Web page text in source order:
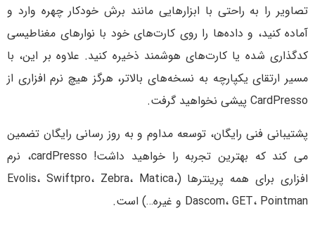
تصاویر را به راحتی با ابزارهایی مانند برش خودکار چهره وارد و
آماده کنید، و داده‌ها را روی کارت‌های خود با نوارهای مغناطیسی
کدگذاری شده یا کارت‌های هوشمند ذخیره کنید. علاوه بر این، با
مسیر ارتقای یکپارچه به نسخه‌های بالاتر، هرگز هیچ نرم افزاری از
CardPresso پیشی نخواهید گرفت.
پشتیبانی فنی رایگان، توسعه مداوم و به روز رسانی رایگان تضمین
می کند که بهترین تجربه را خواهید داشت! cardPresso، نرم
افزاری برای همه پرینترها (Evolis، Swiftpro، Zebra، Matica،
Dascom، GET، Pointman و غیره…) است.